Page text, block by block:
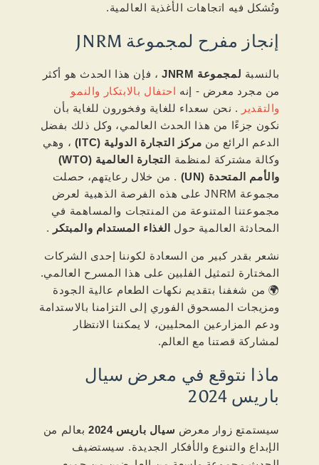
وتُشكل فيه اتجاهات الأغذية العالمية.
إنجاز مفرح لمجموعة JNRM
بالنسبة لمجموعة JNRM
، فإن هذا الحدث هو أكثر
من مجرد معرض - إنه احتفال بالابتكار والنمو
والتقدير . نحن سعداء للغاية وفخورون للغاية بأن
نكون جزءًا من هذا الحدث العالمي، وكل ذلك بفضل
الدعم الرائع من مركز التجارة الدولية (ITC)
، وهي
وكالة مشتركة لمنظمة
التجارة العالمية (WTO)
والأمم المتحدة (UN)
. من خلال رعايتهم، حصلت
مجموعة JNRM على هذه الفرصة الذهبية لعرض
مجموعتنا المتنوعة من المنتجات والمساهمة في
المحادثة العالمية حول
الغذاء المستدام والمبتكر .
نشعر بقدر كبير من السعادة لكوننا إحدى الشركات
المختارة لتمثيل الفلبين على هذا المسرح العالمي.
🌍 من شغفنا بتقديم نكهات الطعام عالية الجودة
ومزيجات المسحوق الفوري إلى التزامنا بالاستدامة
ودعم المزارعين المحليين، لا يمكننا الانتظار
لمشاركة قصتنا مع العالم.
ماذا نتوقع في معرض سيال
باريس 2024
سيستمتع زوار معرض سيال باريس 2024
بعالم من
الإبداع والتنوع والأفكار الجديدة. سيستضيف